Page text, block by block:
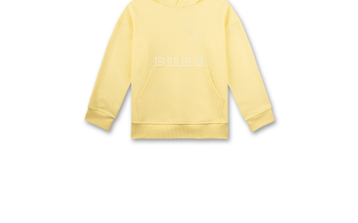
Графік роботи з 9:00 до 21:00